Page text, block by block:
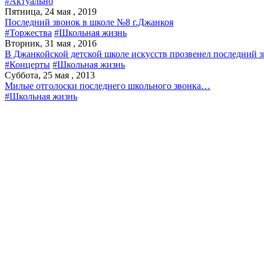
Пятница, 24 мая , 2019
Последний звонок в школе №8 г.Джанкоя
#Торжества #Школьная жизнь
Вторник, 31 мая , 2016
В Джанкойской детской школе искусств прозвенел последний
#Концерты #Школьная жизнь
Суббота, 25 мая , 2013
Милые отголоски последнего школьного звонка…
#Школьная жизнь